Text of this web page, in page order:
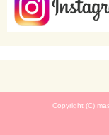
Copyright (C)